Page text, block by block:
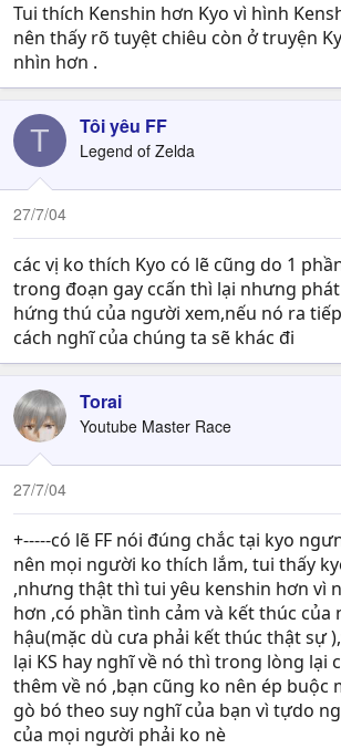
Tui thích Kenshin hơn Kyo vì hình
nên thấy rõ tuyệt chiêu còn ở truyện
nhìn hơn .
T Tôi yêu FF
Legend of Zelda
27/7/04
các vị ko thích Kyo có lẽ cũng do 1
trong đoạn gay ccấn thì lại nhưng
hứng thú của người xem,nếu nó ra
cách nghĩ của chúng ta sẽ khác đi
Torai
Youtube Master Race
27/7/04
+-----có lẽ FF nói đúng chắc tại kyo
nên mọi người ko thích lắm, tui thấy
,nhưng thật thì tui yêu kenshin hơn vì
hơn ,có phần tình cảm và kết thúc của
hậu(mặc dù cưa phải kết thúc thật sự
lại KS hay nghĩ về nó thì trong lòng lại
thêm về nó ,bạn cũng ko nên ép buộc
gò bó theo suy nghĩ của bạn vì tựdo
của mọi người phải ko nè